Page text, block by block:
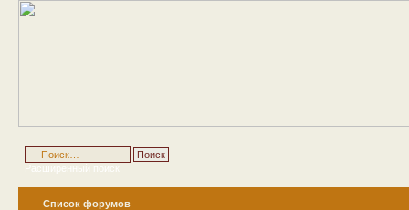
Расширенный поиск
Список форумов